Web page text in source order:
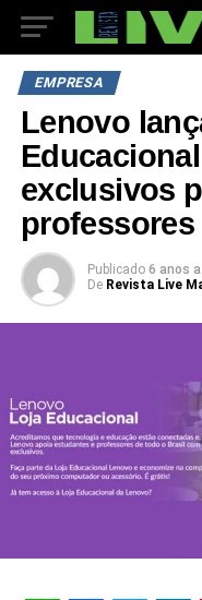
EMPRESA
Lenovo
exclusivos
professores
Publicado 6 anos
De Revista Live